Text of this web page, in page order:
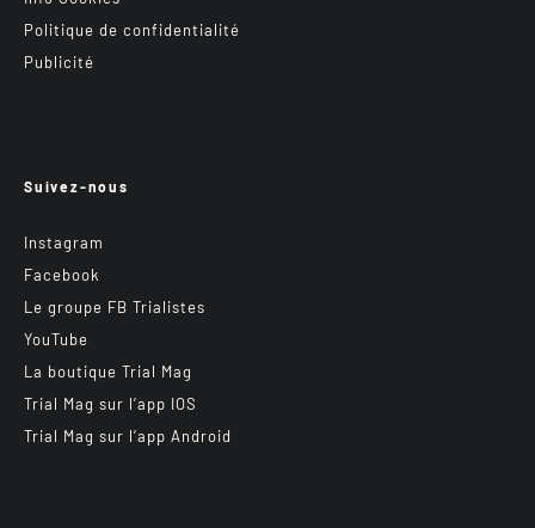
Politique de confidentialité
Publicité
Suivez-nous
Instagram
Facebook
Le groupe FB Trialistes
YouTube
La boutique Trial Mag
Trial Mag sur l’app IOS
Trial Mag sur l’app Android